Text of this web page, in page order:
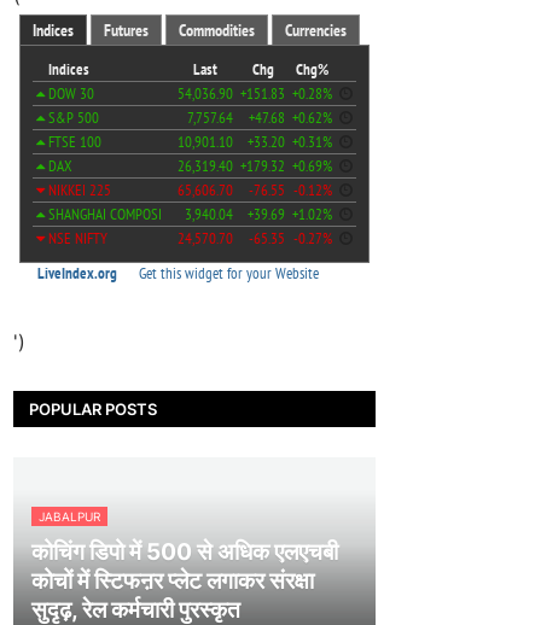
')
POPULAR POSTS
JABALPUR
कोचिंग डिपो में 500 से अधिक एलएचबी
कोचों में स्टिफऩर प्लेट लगाकर संरक्षा
सुदृढ़, रेल कर्मचारी पुरस्कृत